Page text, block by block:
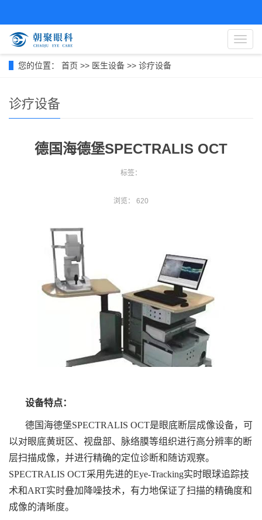
导
航
您的位置： 首页 >> 医生设备 >> 诊疗设备
诊疗设备
德国海德堡SPECTRALIS OCT
标签：
浏览： 620
设备特点：
德国海德堡SPECTRALIS OCT是眼底断层成像设备，可
以对眼底黄斑区、视盘部、脉络膜等组织进行高分辨率的断
层扫描成像，并进行精确的定位诊断和随访观察。
SPECTRALIS OCT采用先进的Eye-Tracking实时眼球追踪技
术和ART实时叠加降噪技术，有力地保证了扫描的精确度和
成像的清晰度。